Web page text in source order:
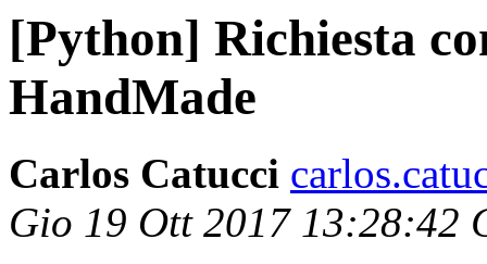
[Python] Richiesta
HandMade
Carlos Catucci
Gio 19 Ott 2017 13:28:42